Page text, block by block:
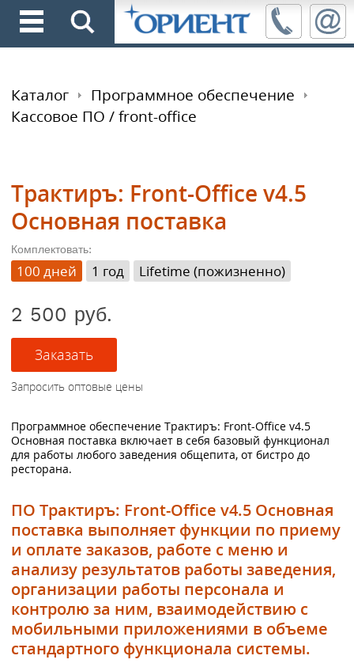
Каталог
Программное обеспечение
Кассовое ПО / front-office
Трактиръ: Front-Office v4.5
Основная поставка
Комплектовать:
100 дней 1 год Lifetime (пожизненно)
2 500 руб.
Программное обеспечение Трактиръ: Front-Office v4.5
Основная поставка включает в себя базовый функционал
для работы любого заведения общепита, от бистро до
ресторана.
ПО Трактиръ: Front-Office v4.5 Основная
поставка выполняет функции по приему
и оплате заказов, работе с меню и
анализу результатов работы заведения,
организации работы персонала и
контролю за ним, взаимодействию с
мобильными приложениями в объеме
стандартного функционала системы.